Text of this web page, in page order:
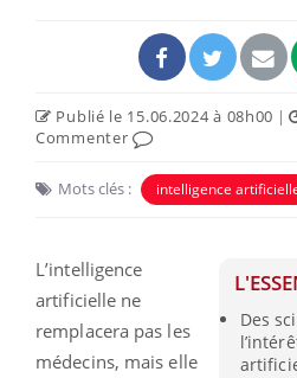
Publié le 15.06.2024 à 08h00 |
Commenter
Mots clés : intelligence
Des
L’intelligence
artificielle ne
remplacera pas les
médecins, mais elle